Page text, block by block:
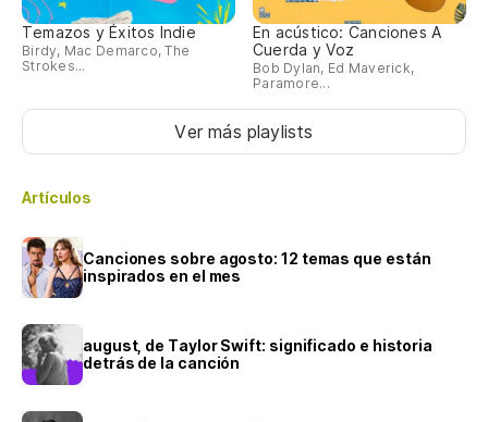
Temazos y Éxitos Indie
Birdy, Mac Demarco, The
Strokes...
En acústico: Canciones A
Cuerda y Voz
Bob Dylan, Ed Maverick,
Paramore...
Ver más playlists
Artículos
Canciones sobre agosto: 12 temas que están
inspirados en el mes
august, de Taylor Swift: significado e historia
detrás de la canción